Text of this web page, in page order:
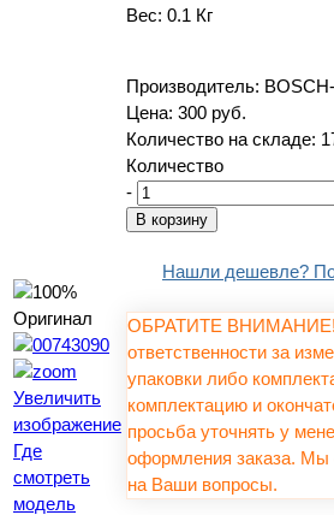
Увеличить
изображение
Где
смотреть
модель
Вес: 0.1 Кг
Производитель:
Цена: 300 руб.
Количество на складе:
Количество
-
Нашли дешевле?
ОБРАТИТЕ ВНИМАНИЕ!
ответственности за
упаковки либо
комплектацию и
просьба уточнять у
оформления заказа. Мы
на Ваши вопросы.